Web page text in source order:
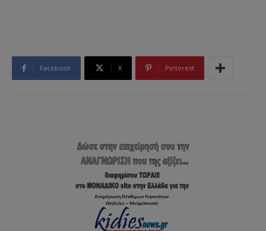
Facebook X Pinterest